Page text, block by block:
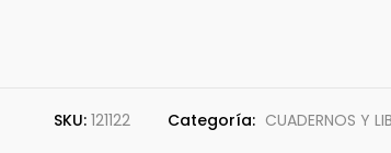
SKU: 121122 Categoría: CUADERNOS Y